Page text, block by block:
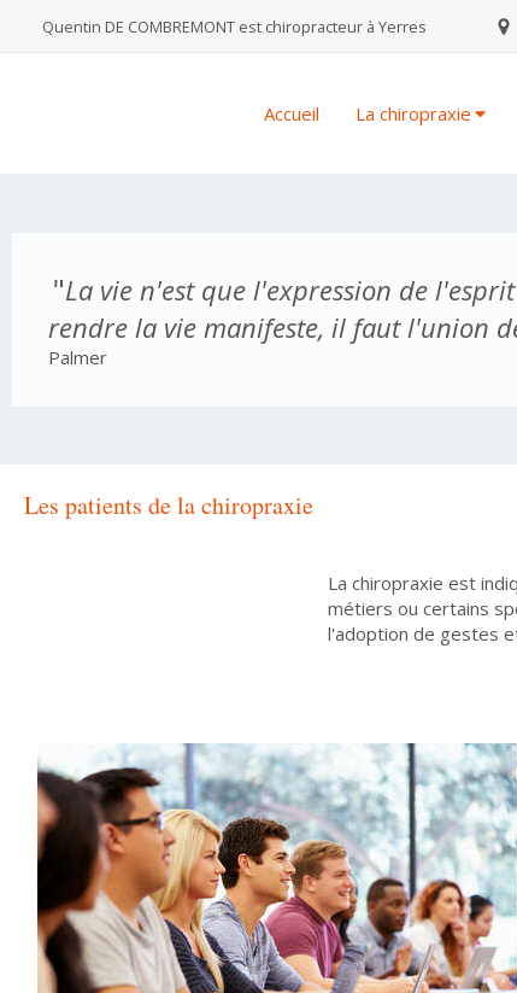
Quentin DE COMBREMONT est chiropracteur à Yerres
Accueil La chiropraxie
"La vie n'est que l'expression de
rendre la vie manifeste, il faut l'union
Palmer
Les patients de la chiropraxie
La chiropraxie est
métiers ou certains
l'adoption de gestes